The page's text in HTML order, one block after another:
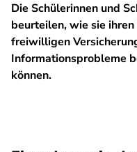
Die Schülerinnen und
beurteilen, wie sie
freiwilligen
Informationsprobleme
können.